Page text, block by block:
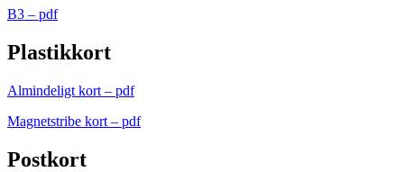
B3 – pdf
Plastikkort
Almindeligt kort – pdf
Magnetstribe kort – pdf
Postkort